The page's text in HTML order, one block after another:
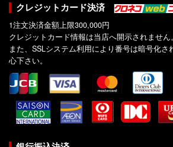
クレジットカード決済
1注文決済金額上限300,000円
クレジットカード情報は当店へ開示されません。
また、SSLシステム利用により番号は暗号化
心下さい。